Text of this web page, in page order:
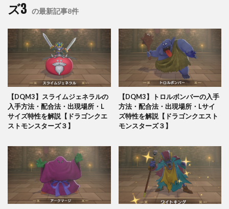
ズ3 の最新記事8件
【DQM3】スライムジェネラルの
入手方法・配合法・出現場所・L
サイズ特性を解説【ドラゴンクエ
ストモンスターズ３】
【DQM3】トロルボンバーの入手
方法・配合法・出現場所・Lサイ
ズ特性を解説【ドラゴンクエスト
モンスターズ３】